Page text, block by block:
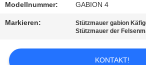
BITTE UM
ANGEBOT
Modellnummer: GABION 4
Markieren: Stützmauer gabion
Stützmauer der
KONTAKT!